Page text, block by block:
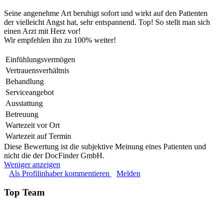
Seine angenehme Art beruhigt sofort und wirkt auf den Patienten
der vielleicht Angst hat, sehr entspannend. Top! So stellt man sich
einen Arzt mit Herz vor!
Wir empfehlen ihn zu 100% weiter!
Einfühlungsvermögen
Vertrauensverhältnis
Behandlung
Serviceangebot
Ausstattung
Betreuung
Wartezeit vor Ort
Wartezeit auf Termin
Diese Bewertung ist die subjektive Meinung eines Patienten und
nicht die der DocFinder GmbH.
Weniger anzeigen
Als Profilinhaber kommentieren
Melden
Top Team